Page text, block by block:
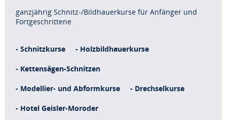
ganzjährig Schnitz-/Bildhauerkurse für Anfänger und
Fortgeschrittene
- Schnitzkurse - Holzbildhauerkurse
- Kettensägen-Schnitzen
- Modellier- und Abformkurse - Drechselkurse
- Hotel Geisler-Moroder